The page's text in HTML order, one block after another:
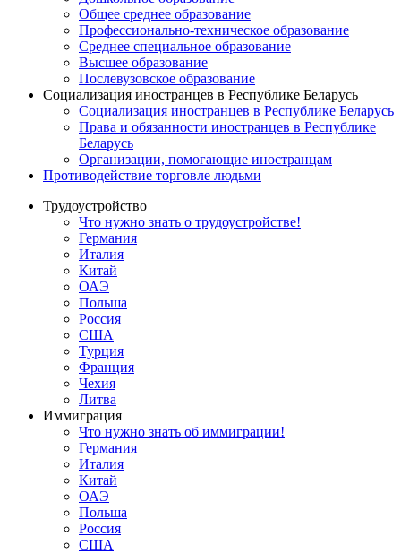
Общее среднее образование
Профессионально-техническое образование
Среднее специальное образование
Высшее образование
Послевузовское образование
Социализация иностранцев в Республике Беларусь
Социализация иностранцев в Республике Беларусь
Права и обязанности иностранцев в Республике
Беларусь
Oрганизации, помогающие иностранцам
Противодействие торговле людьми
Трудоустройство
Что нужно знать о трудоустройстве!
Германия
Италия
Китай
ОАЭ
Польша
Россия
США
Турция
Франция
Чехия
Литва
Иммиграция
Что нужно знать об иммиграции!
Германия
Италия
Китай
ОАЭ
Польша
Россия
США